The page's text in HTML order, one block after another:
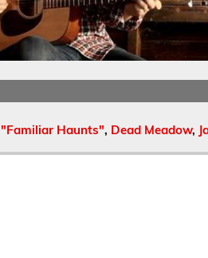
"Familiar Haunts", Dead Meadow,